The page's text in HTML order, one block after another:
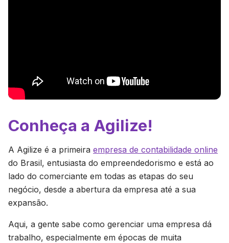
Conheça a Agilize!
A Agilize é a primeira empresa de contabilidade online
do Brasil, entusiasta do empreendedorismo e está ao
lado do comerciante em todas as etapas do seu
negócio, desde a abertura da empresa até a sua
expansão.
Aqui, a gente sabe como gerenciar uma empresa dá
trabalho, especialmente em épocas de muita